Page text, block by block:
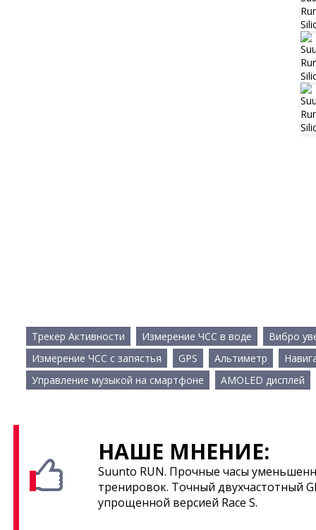
Трекер Активности Измерение ЧСС в воде
Вибро
Измерение ЧСС с запястья
GPS Альтиметр
Управление музыкой на смартфоне
AMOLED дисплей
НАШЕ МНЕНИЕ:
Suunto RUN. Прочные часы
тренировок. Точный двухчастотный
упрощенной версией Race S.